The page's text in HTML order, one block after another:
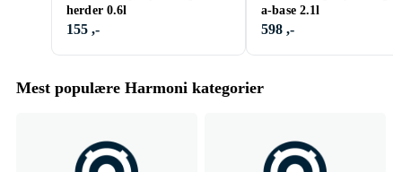
herder 0.6l
155 ,-
a-base 2.1l
598 ,-
Mest populære Harmoni kategorier